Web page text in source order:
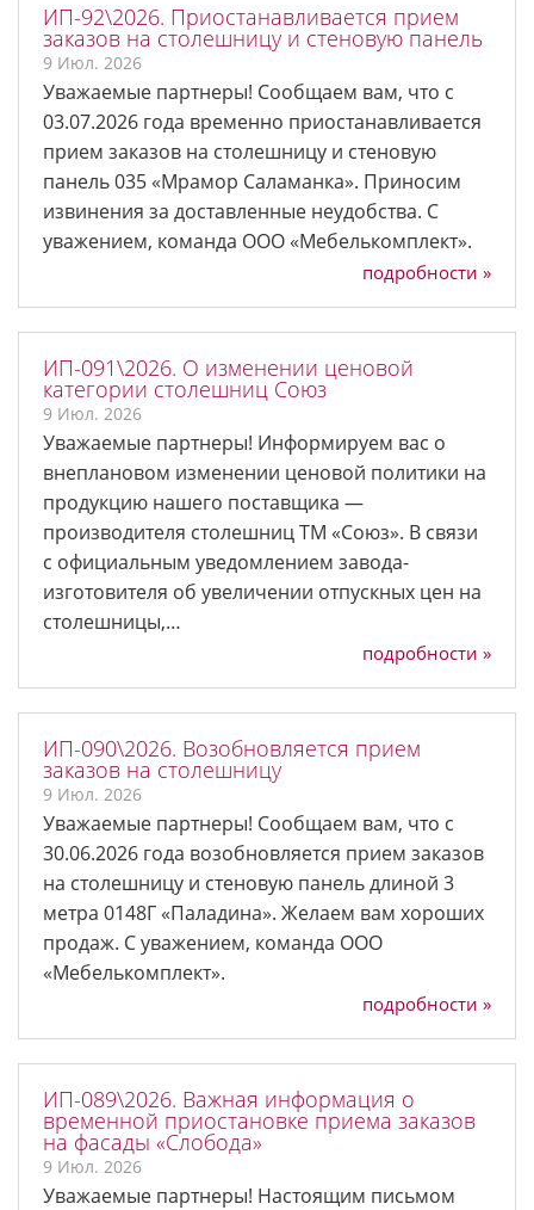
ИП-92\2026. Приостанавливается прием
заказов на столешницу и стеновую панель
9 Июл. 2026
Уважаемые партнеры! Сообщаем вам, что с
03.07.2026 года временно приостанавливается
прием заказов на столешницу и стеновую
панель 035 «Мрамор Саламанка». Приносим
извинения за доставленные неудобства. С
уважением, команда ООО «Мебелькомплект».
подробности »
ИП-091\2026. О изменении ценовой
категории столешниц Союз
9 Июл. 2026
Уважаемые партнеры! Информируем вас о
внеплановом изменении ценовой политики на
продукцию нашего поставщика —
производителя столешниц ТМ «Союз». В связи
с официальным уведомлением завода-
изготовителя об увеличении отпускных цен на
столешницы,…
подробности »
ИП-090\2026. Возобновляется прием
заказов на столешницу
9 Июл. 2026
Уважаемые партнеры! Сообщаем вам, что с
30.06.2026 года возобновляется прием заказов
на столешницу и стеновую панель длиной 3
метра 0148Г «Паладина». Желаем вам хороших
продаж. С уважением, команда ООО
«Мебелькомплект».
подробности »
ИП-089\2026. Важная информация о
временной приостановке приема заказов
на фасады «Слобода»
9 Июл. 2026
Уважаемые партнеры! Настоящим письмом